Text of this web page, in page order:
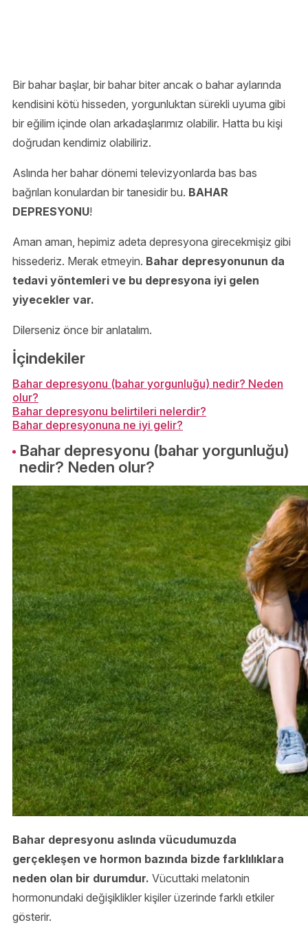
Bir bahar başlar, bir bahar biter ancak o bahar aylarında
kendisini kötü hisseden, yorgunluktan sürekli uyuma gibi
bir eğilim içinde olan arkadaşlarımız olabilir. Hatta bu kişi
doğrudan kendimiz olabiliriz.
Aslında her bahar dönemi televizyonlarda bas bas
bağrılan konulardan bir tanesidir bu. BAHAR
DEPRESYONU!
Aman aman, hepimiz adeta depresyona girecekmişiz gibi
hissederiz. Merak etmeyin. Bahar depresyonunun da
tedavi yöntemleri ve bu depresyona iyi gelen
yiyecekler var.
Dilerseniz önce bir anlatalım.
İçindekiler
Bahar depresyonu (bahar yorgunluğu) nedir? Neden
olur?
Bahar depresyonu belirtileri nelerdir?
Bahar depresyonuna ne iyi gelir?
Bahar depresyonu (bahar yorgunluğu)
nedir? Neden olur?
Bahar depresyonu aslında vücudumuzda
gerçekleşen ve hormon bazında bizde farklılıklara
neden olan bir durumdur. Vücuttaki melatonin
hormonundaki değişiklikler kişiler üzerinde farklı etkiler
gösterir.